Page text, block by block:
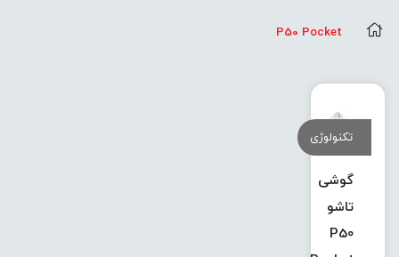
P50 Pocket
تکنولوژی
گوشی
تاشو
P50